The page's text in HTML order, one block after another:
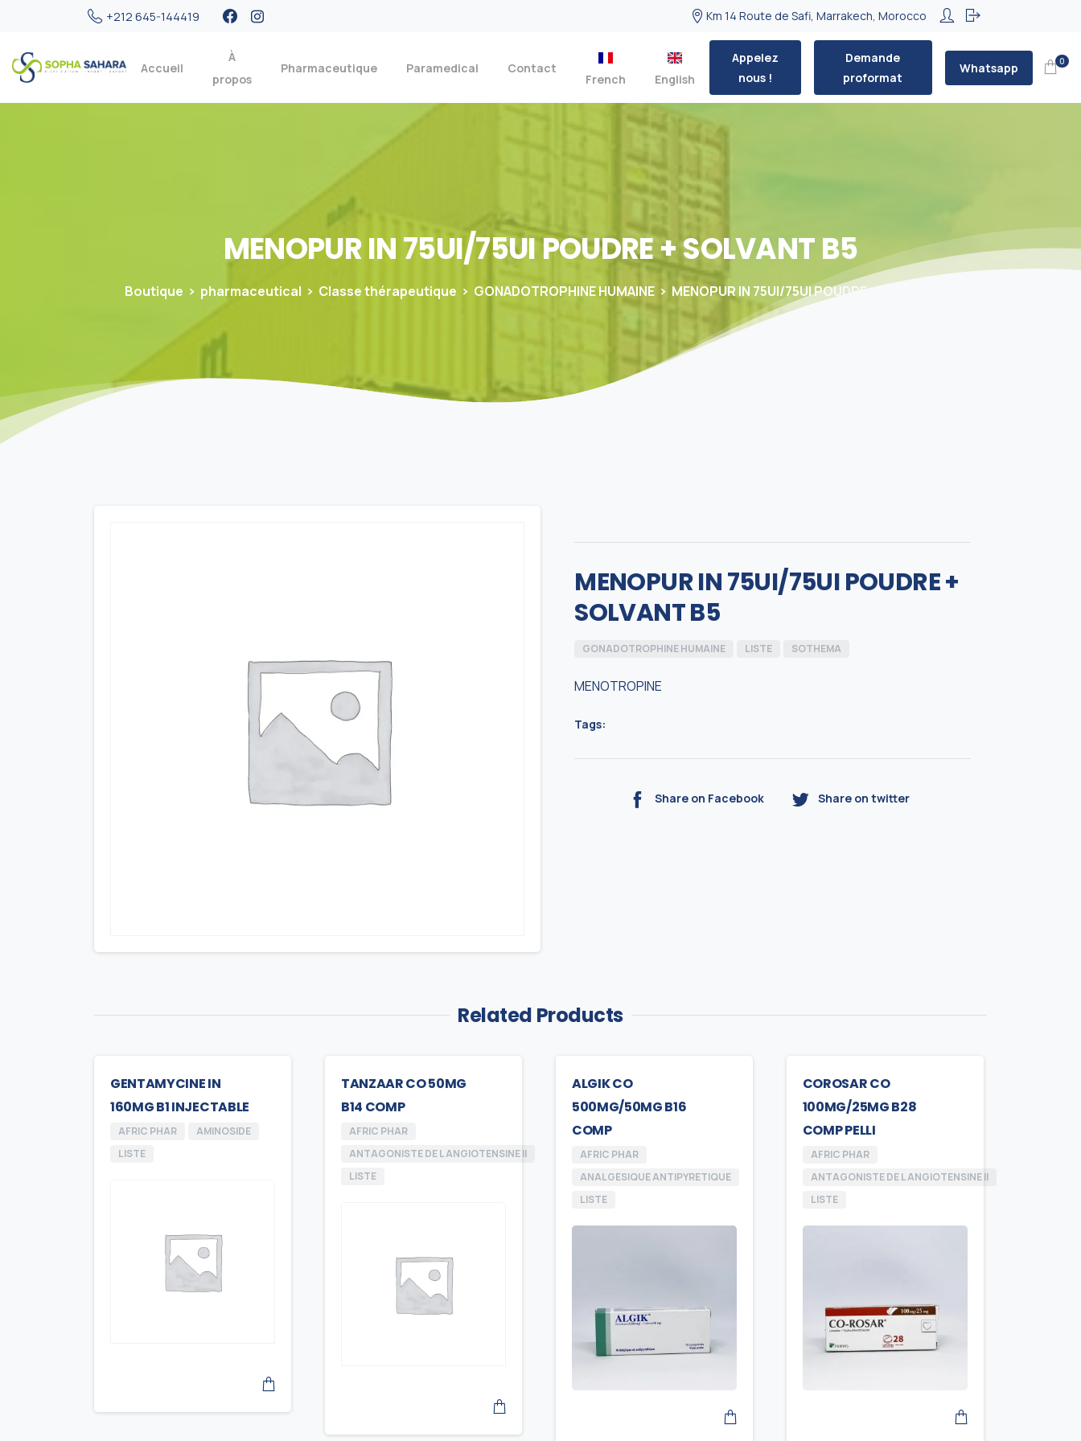
+212 645-144419 Km 14 Route de Safi, Marrakech, Morocco
Accueil
À
propos
Pharmaceutique Paramedical Contact
French English
Appelez
nous !
Demande
proformat
Whatsapp 0
MENOPURIN75UI/75UIPOUDRE+SOLVANTB5
Boutique pharmaceutical Classe thérapeutique GONADOTROPHINE HUMAINE MENOPUR IN 75UI/75UI POUDRE + SOLVANT B5
MENOPUR IN 75UI/75UI POUDRE +
SOLVANT B5
GONADOTROPHINE HUMAINE LISTE SOTHEMA
MENOTROPINE
Tags:
Share on Facebook Share on twitter
Related Products
GENTAMYCINE IN
160MG B1 INJECTABLE
AFRIC PHAR
AMINOSIDE
LISTE
TANZAAR CO 50MG
B14 COMP
AFRIC PHAR
ANTAGONISTE DE L ANGIOTENSINE II
LISTE
ALGIK CO
500MG/50MG B16
COMP
AFRIC PHAR
ANALGESIQUE ANTIPYRETIQUE
LISTE
COROSAR CO
100MG/25MG B28
COMP PELLI
AFRIC PHAR
ANTAGONISTE DE L ANGIOTENSINE II
LISTE